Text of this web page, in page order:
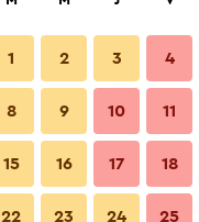
Patio
1 2 3 4
8 9 10 11
15 16 17 18
22 23 24 25